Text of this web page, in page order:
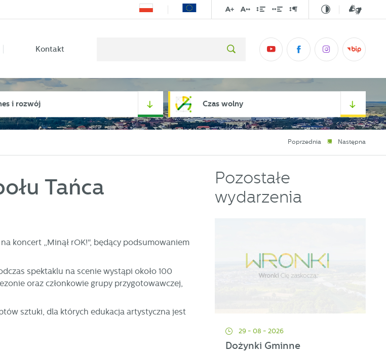
Kontakt
i rozwój Czas wolny
Poprzednia Następna
Tańca
koncert „Minął rOK!", będący podsumowaniem
spektaklu na scenie wystąpi około 100
oraz członkowie grupy przygotowawczej,
sztuki, dla których edukacja artystyczna jest
Pozostałe
wydarzenia
29 - 08 - 2026
Dożynki Gminne